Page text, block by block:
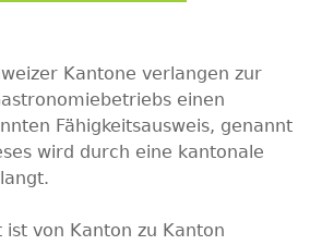
Kantone verlangen zur
einen
Fähigkeitsausweis, genannt
wird durch eine kantonale
ist von Kanton zu Kanton